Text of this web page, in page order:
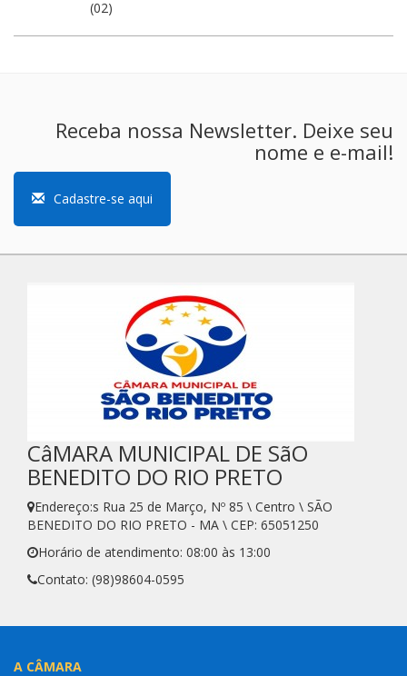
(02)
Receba nossa Newsletter. Deixe seu
nome e e-mail!
Cadastre-se aqui
CâMARA MUNICIPAL DE SãO
BENEDITO DO RIO PRETO
Endereço:s Rua 25 de Março, Nº 85 \ Centro \ SÃO
BENEDITO DO RIO PRETO - MA \ CEP: 65051250
Horário de atendimento: 08:00 às 13:00
Contato: (98)98604-0595
A CÂMARA